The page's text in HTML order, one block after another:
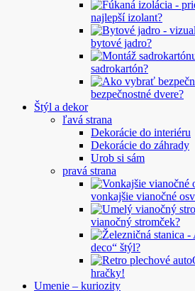
najlepší izolant?
bytové jadro?
sadrokartón?
bezpečnostné dvere?
Štýl a dekor
ľavá strana
Dekorácie do interiéru
Dekorácie do záhrady
Urob si sám
pravá strana
vonkajšie vianočné
vianočný stromček?
deco“ štýl?
hračky!
Umenie – kuriozity